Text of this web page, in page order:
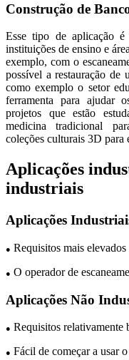
Construção de
Esse tipo de aplicação é
instituições de ensino e
exemplo, com o
possível a restauração de
como exemplo o setor
ferramenta para ajudar
projetos que estão
medicina tradicional
coleções culturais 3D para
Aplicações
industriais
Aplicações
● Requisitos mais
● O operador de
Aplicações Não
● Requisitos relativamente
● Fácil de começar a usar